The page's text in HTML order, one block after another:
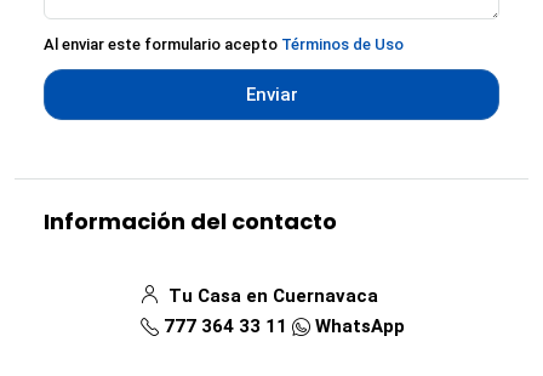
Al enviar este formulario acepto Términos de Uso
Enviar
Información del contacto
Tu Casa en Cuernavaca
777 364 33 11
WhatsApp